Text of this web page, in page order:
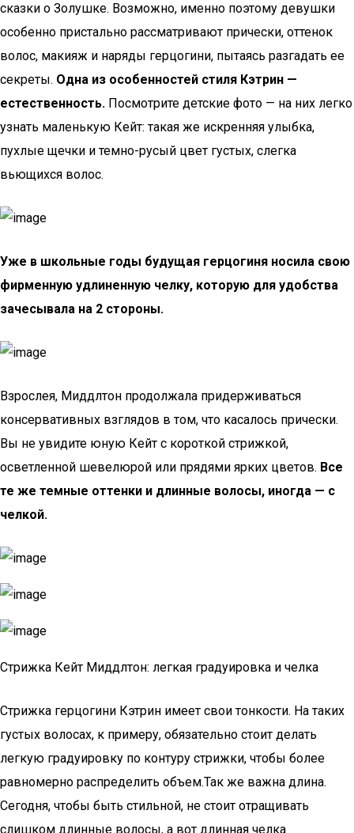
сказки о Золушке. Возможно, именно поэтому девушки
особенно пристально рассматривают прически, оттенок
волос, макияж и наряды герцогини, пытаясь разгадать ее
секреты. Одна из особенностей стиля Кэтрин —
естественность. Посмотрите детские фото — на них легко
узнать маленькую Кейт: такая же искренняя улыбка,
пухлые щечки и темно-русый цвет густых, слегка
вьющихся волос.
Уже в школьные годы будущая герцогиня носила свою
фирменную удлиненную челку, которую для удобства
зачесывала на 2 стороны.
Взрослея, Миддлтон продолжала придерживаться
консервативных взглядов в том, что касалось прически.
Вы не увидите юную Кейт с короткой стрижкой,
осветленной шевелюрой или прядями ярких цветов. Все
те же темные оттенки и длинные волосы, иногда — с
челкой.
Стрижка Кейт Миддлтон: легкая градуировка и челка
Стрижка герцогини Кэтрин имеет свои тонкости. На таких
густых волосах, к примеру, обязательно стоит делать
легкую градуировку по контуру стрижки, чтобы более
равномерно распределить объем.Так же важна длина.
Сегодня, чтобы быть стильной, не стоит отращивать
слишком длинные волосы, а вот длинная челка